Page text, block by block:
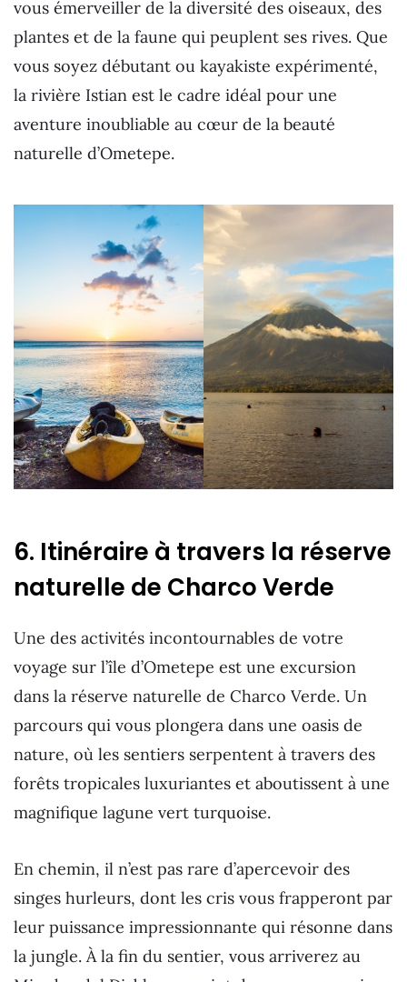
vous émerveiller de la diversité des oiseaux, des
plantes et de la faune qui peuplent ses rives. Que
vous soyez débutant ou kayakiste expérimenté,
la rivière Istian est le cadre idéal pour une
aventure inoubliable au cœur de la beauté
naturelle d’Ometepe.
6. Itinéraire à travers la réserve
naturelle de Charco Verde
Une des activités incontournables de votre
voyage sur l’île d’Ometepe est une excursion
dans la réserve naturelle de Charco Verde. Un
parcours qui vous plongera dans une oasis de
nature, où les sentiers serpentent à travers des
forêts tropicales luxuriantes et aboutissent à une
magnifique lagune vert turquoise.
En chemin, il n’est pas rare d’apercevoir des
singes hurleurs, dont les cris vous frapperont par
leur puissance impressionnante qui résonne dans
la jungle. À la fin du sentier, vous arriverez au